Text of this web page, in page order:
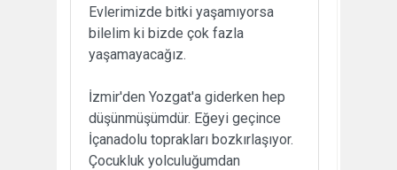
Evlerimizde bitki yaşamıyorsa
bilelim ki bizde çok fazla
yaşamayacağız.
İzmir'den Yozgat'a giderken hep
düşünmüşümdür. Eğeyi geçince
İçanadolu toprakları bozkırlaşıyor.
Çocukluk yolculuğumdan